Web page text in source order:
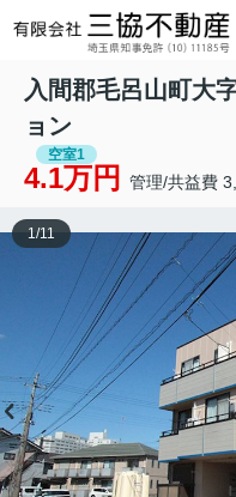
入間郡毛呂山町大
ョン
空室1
4.1万円 管理/共益費
1/11